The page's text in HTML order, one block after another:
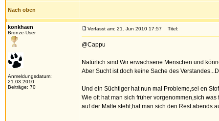
Nach oben
konkhaen
Bronze-User
Anmeldungsdatum:
21.03.2010
Beiträge: 70
Verfasst am: 21. Jun 2010 17:57 Titel:
@Cappu
Natürlich sind Wir erwachsene Menschen und
Aber Sucht ist doch keine Sache des
Und ein Süchtiger hat nun mal Probleme,sei en
Wie oft hat man sich früher vorgenommen,sich
auf der Matte steht,hat man sich den Rest abends